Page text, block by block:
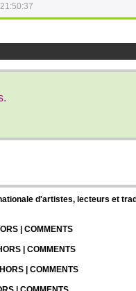
d'artistes, lecteurs et
| COMMENTS
| COMMENTS
| COMMENTS